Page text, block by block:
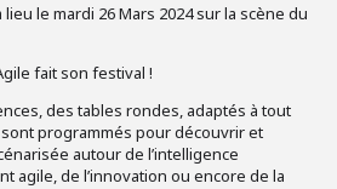
le mardi 26 Mars 2024 sur la scène du
fait son festival !
des tables rondes, adaptés à tout
programmés pour découvrir et
autour de l’intelligence
agile, de l’innovation ou encore de la